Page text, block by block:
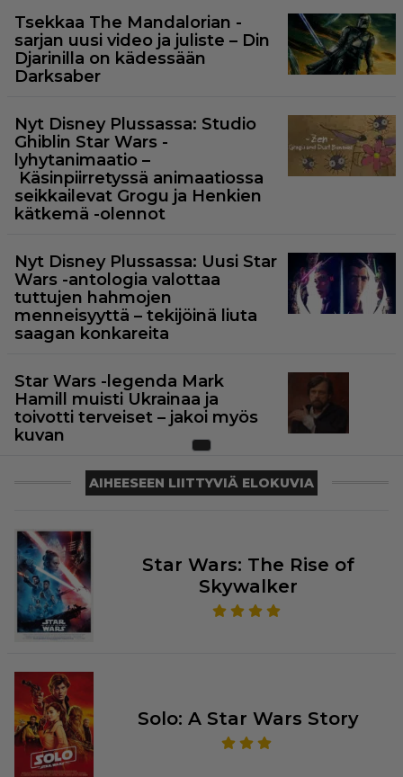
Tsekkaa The Mandalorian -
sarjan uusi video ja juliste – Din
Djarinilla on kädessään
Darksaber
Nyt Disney Plussassa: Studio
Ghiblin Star Wars -
lyhytanimaatio –
Käsinpiirretyssä animaatiossa
seikkailevat Grogu ja Henkien
kätkemä -olennot
Nyt Disney Plussassa: Uusi Star
Wars -antologia valottaa
tuttujen hahmojen
menneisyyttä – tekijöinä liuta
saagan konkareita
Star Wars -legenda Mark
Hamill muisti Ukrainaa ja
toivotti terveiset – jakoi myös
kuvan
AIHEESEEN LIITTYVIÄ ELOKUVIA
Star Wars: The Rise of
Skywalker
Solo: A Star Wars Story